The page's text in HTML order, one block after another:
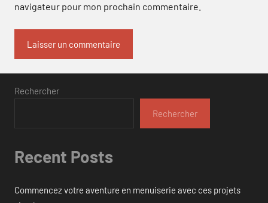
navigateur pour mon prochain commentaire.
Rechercher
Rechercher
Recent Posts
Commencez votre aventure en menuiserie avec ces projets